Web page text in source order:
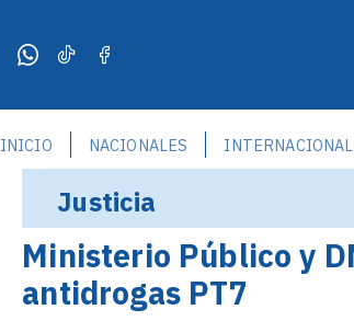
INICIO NACIONALES
Justicia
Ministerio Público y
antidrogas PT7